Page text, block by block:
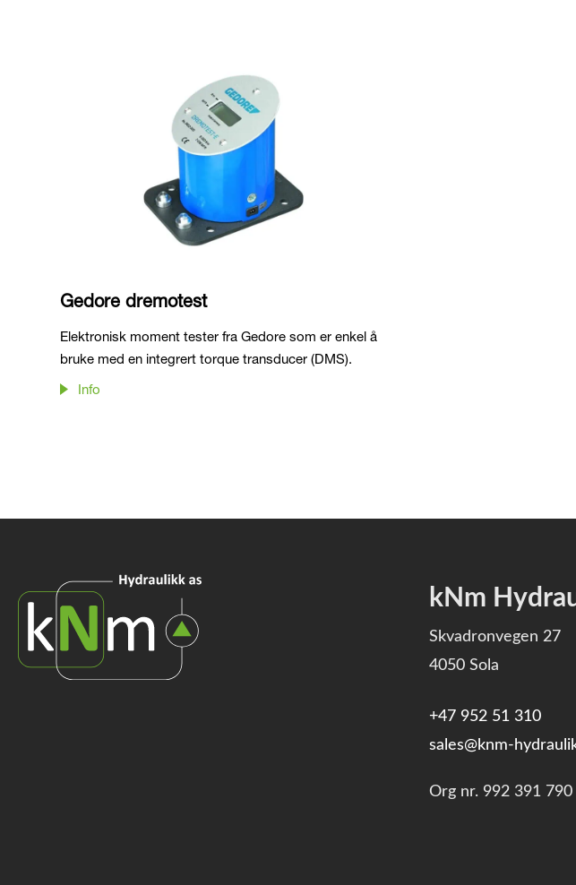
Gedore dremotest
Elektronisk moment tester fra Gedore som er enkel å
bruke med en integrert torque transducer (DMS).
Info
kNm
Skvadronvegen 27
4050 Sola
+47 952 51 310
sales@knm-
Org nr. 992 391 790